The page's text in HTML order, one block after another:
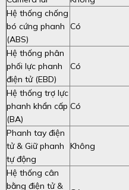
Hệ thống chống
bó cứng phanh
(ABS)
Có
Hệ thống phân
phối lực phanh
điện tử (EBD)
Có
Hệ thống trợ lực
phanh khẩn cấp
(BA)
Có
Phanh tay điện
tử & Giữ phanh
tự động
Không
Hệ thống cân
bằng điện tử &